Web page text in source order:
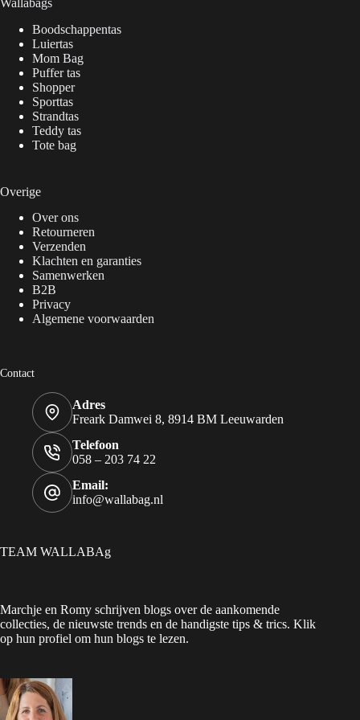
Boodschappentas
Luiertas
Mom Bag
Puffer tas
Shopper
Sporttas
Strandtas
Teddy tas
Tote bag
Overige
Over ons
Retourneren
Verzenden
Klachten en garanties
Samenwerken
B2B
Privacy
Algemene voorwaarden
Contact
Adres
Freark Damwei 8, 8914 BM Leeuwarden
Telefoon
058 – 203 74 22
Email:
info@wallabag.nl
TEAM WALLABAg
Marchje en Romy schrijven blogs over de aankomende
collecties, de nieuwste trends en de handigste tips & trics. Klik
op hun profiel om hun blogs te lezen.